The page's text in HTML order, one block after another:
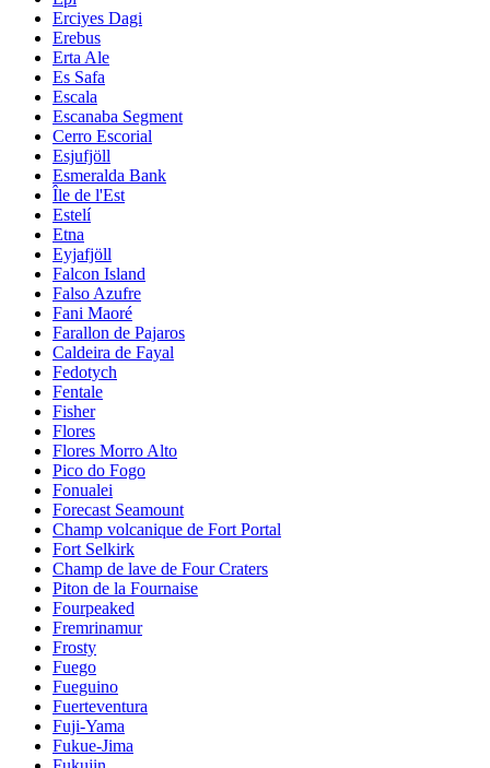
Erciyes Dagi
Erebus
Erta Ale
Es Safa
Escala
Escanaba Segment
Cerro Escorial
Esjufjöll
Esmeralda Bank
Île de l'Est
Estelí
Etna
Eyjafjöll
Falcon Island
Falso Azufre
Fani Maoré
Farallon de Pajaros
Caldeira de Fayal
Fedotych
Fentale
Fisher
Flores
Flores Morro Alto
Pico do Fogo
Fonualei
Forecast Seamount
Champ volcanique de Fort Portal
Fort Selkirk
Champ de lave de Four Craters
Piton de la Fournaise
Fourpeaked
Fremrinamur
Frosty
Fuego
Fueguino
Fuerteventura
Fuji-Yama
Fukue-Jima